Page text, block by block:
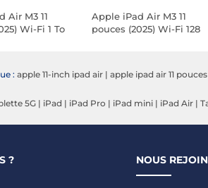
Air M3 11
Wi-Fi 1 To
Apple iPad Air M3 11
pouces (2025) Wi-Fi 128
: apple 11-inch ipad air | apple ipad air 11
5G | iPad | iPad Pro | iPad mini | iPad Air |
? NOUS